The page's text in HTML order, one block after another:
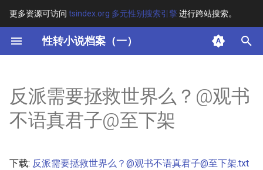
更多资源可访问 tsindex.org 多元性别搜索引擎进行跨站搜索。
性转小说档案（一）
键
开
始
索
其他信息 [Processed Page
Metadata]
反派需要拯救世界么？@观书
不语真君子@至下架
下载: 反派需要拯救世界么？@观书不语真君子@至下架.txt